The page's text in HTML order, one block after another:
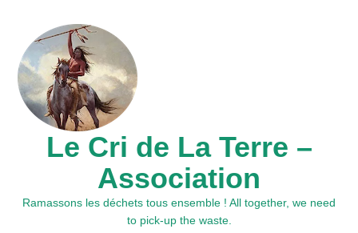
Le Cri de La Terre –
Association
Ramassons les déchets tous ensemble ! All together, we need
to pick-up the waste.